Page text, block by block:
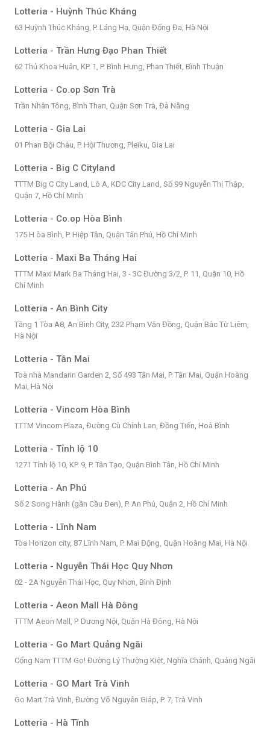
Lotteria - Huỳnh Thúc Kháng
63 Huỳnh Thúc Kháng, P. Láng Hạ, Quận Đống Đa, Hà Nội
Lotteria - Trần Hưng Đạo Phan Thiết
62 Thủ Khoa Huân, KP. 1, P. Bình Hưng, Phan Thiết, Bình Thuận
Lotteria - Co.op Sơn Trà
Trần Nhân Tông, Bình Than, Quận Sơn Trà, Đà Nẵng
Lotteria - Gia Lai
01 Phan Bội Châu, P. Hội Thương, Pleiku, Gia Lai
Lotteria - Big C Cityland
TTTM Big C City Land, Lô A, KDC City Land, Số 99 Nguyễn Thị Thập,
Quận 7, Hồ Chí Minh
Lotteria - Co.op Hòa Bình
175 H òa Bình, P. Hiệp Tân, Quận Tân Phú, Hồ Chí Minh
Lotteria - Maxi Ba Tháng Hai
TTTM Maxi Mark Ba Tháng Hai, 3 - 3C Đường 3/2, P. 11, Quận 10, Hồ
Chí Minh
Lotteria - An Bình City
Tầng 1 Tòa A8, An Bình City, 232 Phạm Văn Đồng, Quận Bắc Từ Liêm,
Hà Nội
Lotteria - Tân Mai
Toà nhà Mandarin Garden 2, Số 493 Tân Mai, P. Tân Mai, Quận Hoàng
Mai, Hà Nội
Lotteria - Vincom Hòa Bình
TTTM Vincom Plaza, Đường Cù Chính Lan, Đồng Tiến, Hoà Bình
Lotteria - Tỉnh lộ 10
1271 Tỉnh lộ 10, KP. 9, P. Tân Tạo, Quận Bình Tân, Hồ Chí Minh
Lotteria - An Phú
Số 2 Song Hành (gần Cầu Đen), P. An Phú, Quận 2, Hồ Chí Minh
Lotteria - Lĩnh Nam
Tòa Horizon city, 87 Lĩnh Nam, P. Mai Động, Quận Hoàng Mai, Hà Nội
Lotteria - Nguyễn Thái Học Quy Nhơn
02 - 2A Nguyễn Thái Học, Quy Nhơn, Bình Định
Lotteria - Aeon Mall Hà Đông
TTTM Aeon Mall, P. Dương Nội, Quận Hà Đông, Hà Nội
Lotteria - Go Mart Quảng Ngãi
Cổng Nam TTTM Go! Đường Lý Thường Kiệt, Nghĩa Chánh, Quảng Ngãi
Lotteria - GO Mart Trà Vinh
Go Mart Trà Vinh, Đường Võ Nguyên Giáp, P. 7, Trà Vinh
Lotteria - Hà Tĩnh